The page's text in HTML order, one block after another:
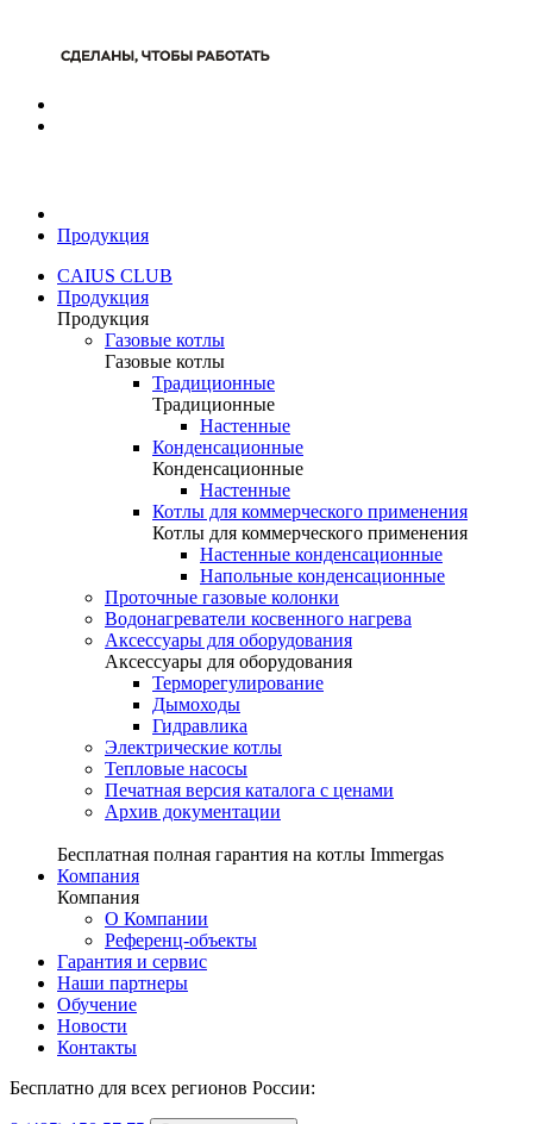
Продукция
CAIUS CLUB
Продукция
Продукция
Газовые котлы
Газовые котлы
Традиционные
Традиционные
Настенные
Конденсационные
Конденсационные
Настенные
Котлы для коммерческого применения
Котлы для коммерческого применения
Настенные конденсационные
Напольные конденсационные
Проточные газовые колонки
Водонагреватели косвенного нагрева
Аксессуары для оборудования
Аксессуары для оборудования
Терморегулирование
Дымоходы
Гидравлика
Электрические котлы
Тепловые насосы
Печатная версия каталога с ценами
Архив документации
Бесплатная полная гарантия на котлы Immergas
Компания
Компания
О Компании
Референц-объекты
Гарантия и сервис
Наши партнеры
Обучение
Новости
Контакты
Бесплатно для всех регионов России: